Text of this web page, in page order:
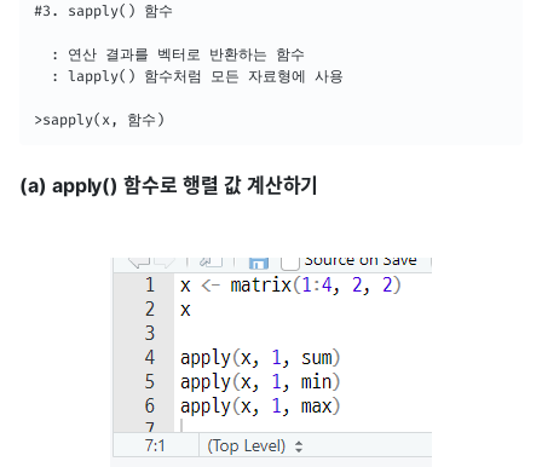
#3. sapply() 함수
  : 연산 결과를 벡터로 반환하는 함수
  : lapply() 함수처럼 모든 자료형에 사용
>sapply(x, 함수)
(a) apply() 함수로 행렬 값 계산하기